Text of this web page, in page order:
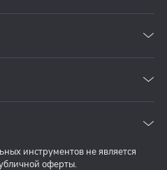
инструментов не является
оферты.